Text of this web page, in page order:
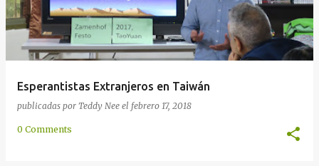
Esperantistas Extranjeros en Taiwán
publicadas por Teddy Nee el febrero 17, 2018
0 Comments